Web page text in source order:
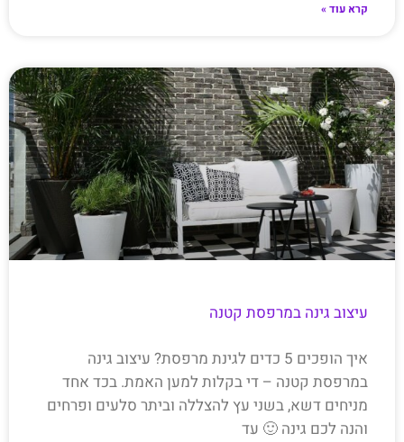
קרא עוד »
עיצוב גינה במרפסת קטנה
איך הופכים 5 כדים לגינת מרפסת? עיצוב גינה
במרפסת קטנה – די בקלות למען האמת. בכד אחד
מניחים דשא, בשני עץ להצללה וביתר סלעים ופרחים
והנה לכם גינה 🙂 עד